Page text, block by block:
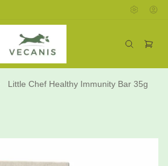
Little Chef Healthy Immunity Bar 35g